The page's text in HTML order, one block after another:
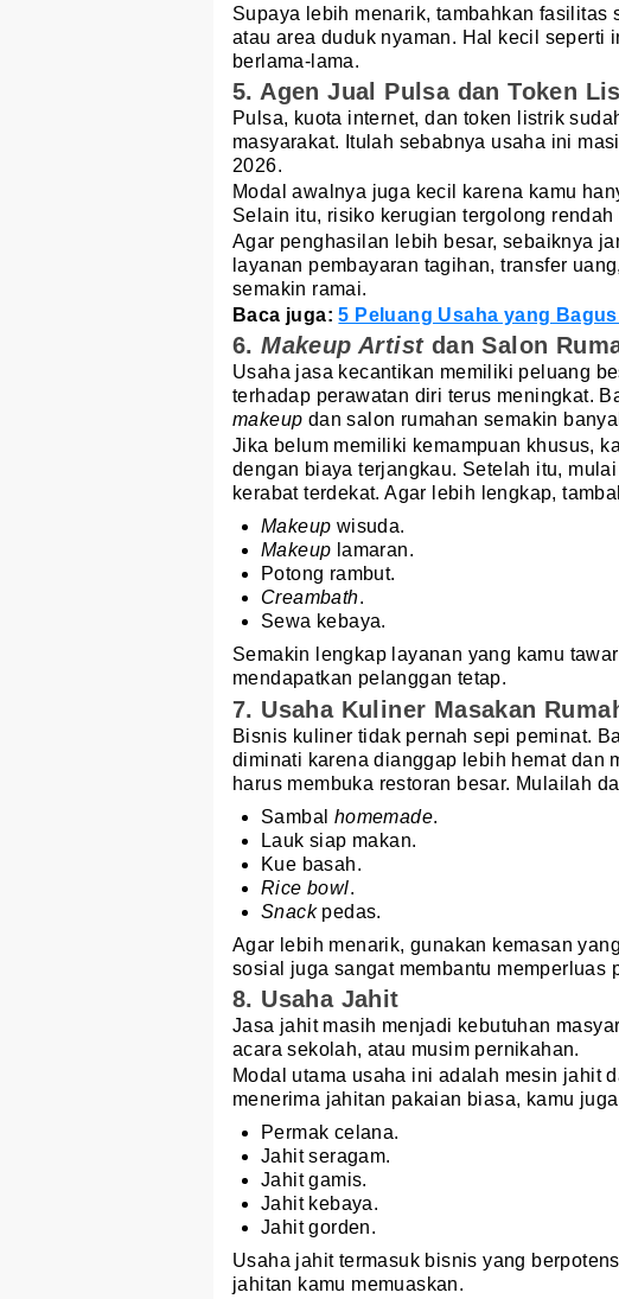
Supaya lebih menarik, tambahkan
atau area duduk nyaman. Hal kecil seperti
berlama-lama.
5. Agen Jual Pulsa dan Token
Pulsa, kuota internet, dan token listrik
masyarakat. Itulah sebabnya usaha ini
2026.
Modal awalnya juga kecil karena kamu
Selain itu, risiko kerugian tergolong
Agar penghasilan lebih besar, sebaiknya
layanan pembayaran tagihan, transfer
semakin ramai.
Baca juga:5 Peluang Usaha yang
6.Makeup Artistdan Salon
Usaha jasa kecantikan memiliki peluang
terhadap perawatan diri terus meningkat.
makeup dan salon rumahan semakin
Jika belum memiliki kemampuan khusus,
dengan biaya terjangkau. Setelah itu,
kerabat terdekat. Agar lebih lengkap,
Makeup wisuda.
Makeup lamaran.
Potong rambut.
Creambath.
Sewa kebaya.
Semakin lengkap layanan yang kamu
mendapatkan pelanggan tetap.
7. Usaha Kuliner Masakan
Bisnis kuliner tidak pernah sepi peminat.
diminati karena dianggap lebih hemat dan
harus membuka restoran besar. Mulailah
Sambal homemade.
Lauk siap makan.
Kue basah.
Rice bowl.
Snackpedas.
Agar lebih menarik, gunakan kemasan
sosial juga sangat membantu memperluas
8. Usaha Jahit
Jasa jahit masih menjadi kebutuhan
acara sekolah, atau musim pernikahan.
Modal utama usaha ini adalah mesin jahit
menerima jahitan pakaian biasa, kamu
Permak celana.
Jahit seragam.
Jahit gamis.
Jahit kebaya.
Jahit gorden.
Usaha jahit termasuk bisnis yang
jahitan kamu memuaskan.